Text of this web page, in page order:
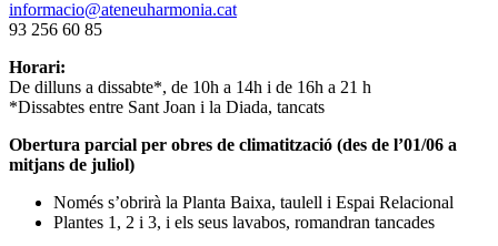
informacio@ateneuharmonia.cat
93 256 60 85
Horari:
De dilluns a dissabte*, de 10h a 14h i de 16h a 21 h
*Dissabtes entre Sant Joan i la Diada, tancats
Obertura parcial per obres de climatització (des de l’01/06 a
mitjans de juliol)
Només s’obrirà la Planta Baixa, taulell i Espai Relacional
Plantes 1, 2 i 3, i els seus lavabos, romandran tancades